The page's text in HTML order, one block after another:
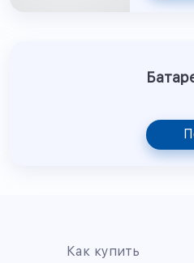
Как купить